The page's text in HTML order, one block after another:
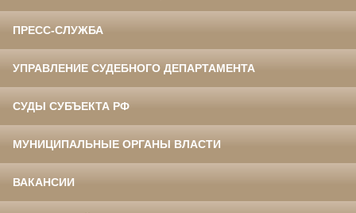
ПРЕСС-СЛУЖБА
УПРАВЛЕНИЕ СУДЕБНОГО ДЕПАРТАМЕНТА
СУДЫ СУБЪЕКТА РФ
МУНИЦИПАЛЬНЫЕ ОРГАНЫ ВЛАСТИ
ВАКАНСИИ